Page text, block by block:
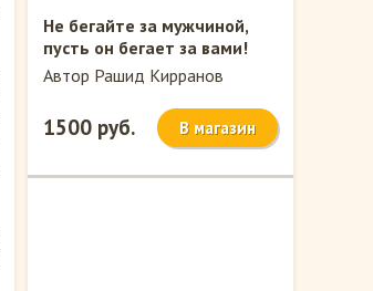
Не бегайте за мужчиной,
пусть он бегает за вами!
Автор Рашид Кирранов
1500 руб. В магазин